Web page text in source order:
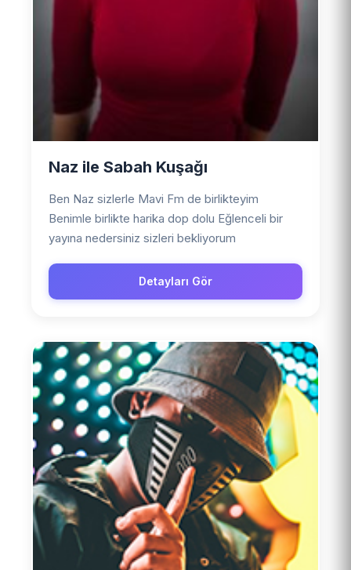
Naz ile Sabah Kuşağı
Ben Naz sizlerle Mavi Fm de birlikteyim
Benimle birlikte harika dop dolu Eğlenceli bir
yayına nedersiniz sizleri bekliyorum
Detayları Gör